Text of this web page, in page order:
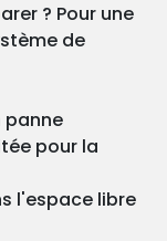
? Pour une
de
panne
pour la
l'espace libre